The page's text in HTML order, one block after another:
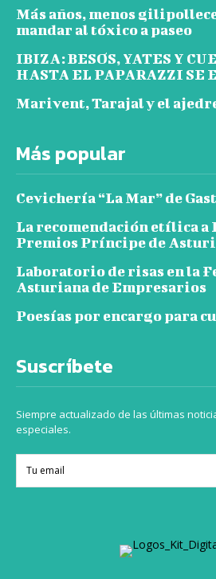
Más años, menos
mandar al tóxico a paseo
IBIZA: BESOS, YATES Y
HASTA EL PAPARAZZI SE
Marivent, Tarajal y el
Más popular
Cevichería “La Mar” de
La recomendación etílica a
Premios Príncipe de
Laboratorio de risas en la
Asturiana de Empresarios
Poesías por encargo para
Suscríbete
Siempre actualizado de las últimas
especiales.